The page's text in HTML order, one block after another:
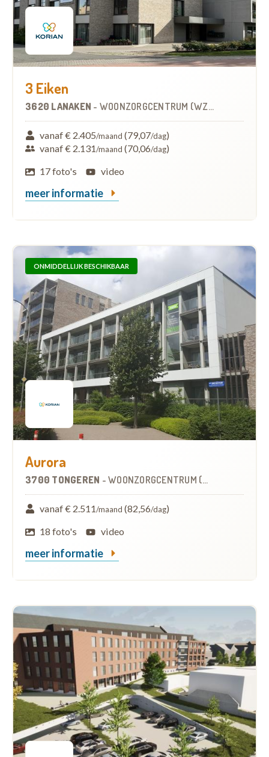
3 Eiken
3620 LANAKEN - WOONZORGCENTRUM (WZC)
vanaf € 2.405/maand (79,07/dag)
vanaf € 2.131/maand (70,06/dag)
17 foto's
video
meer informatie
ONMIDDELLIJK BESCHIKBAAR
Aurora
3700 TONGEREN - WOONZORGCENTRUM (WZC)
vanaf € 2.511/maand (82,56/dag)
18 foto's
video
meer informatie